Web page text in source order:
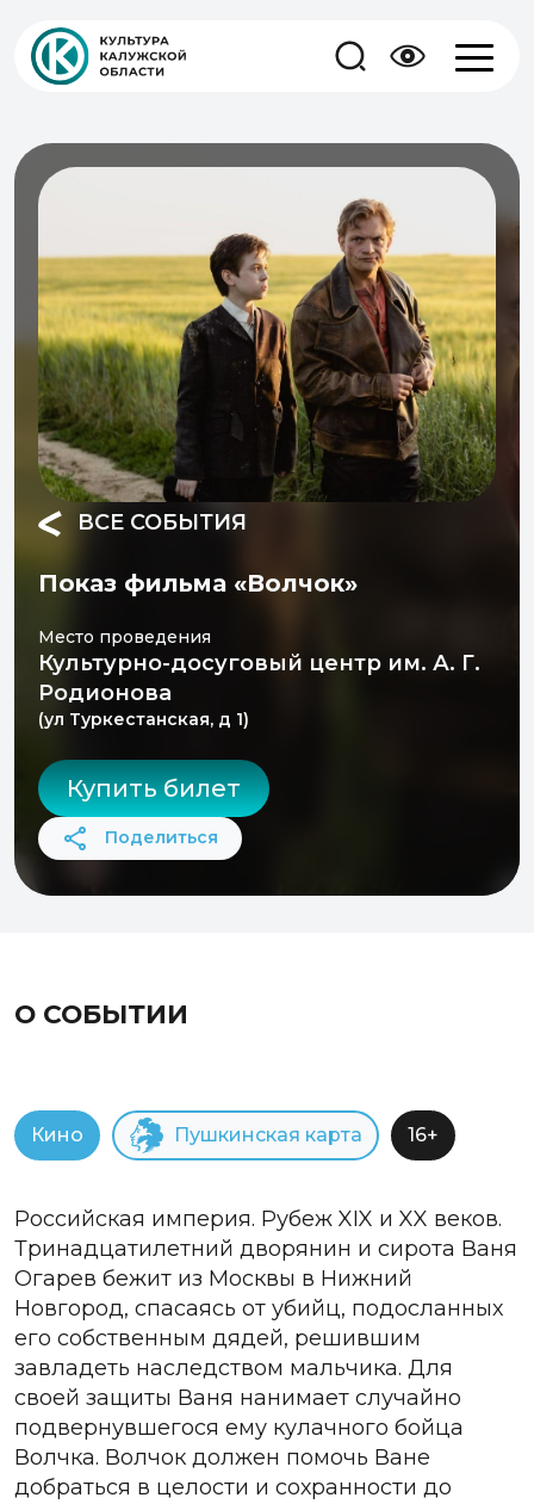
ВСЕ СОБЫТИЯ
Показ фильма «Волчок»
Место проведения
Культурно-досуговый центр им. А. Г.
Родионова
(ул Туркестанская, д 1)
Купить билет
Поделиться
О СОБЫТИИ
Кино Пушкинская карта 16+
Российская империя. Рубеж XIX и XX веков.
Тринадцатилетний дворянин и сирота Ваня
Огарев бежит из Москвы в Нижний
Новгород, спасаясь от убийц, подосланных
его собственным дядей, решившим
завладеть наследством мальчика. Для
своей защиты Ваня нанимает случайно
подвернувшегося ему кулачного бойца
Волчка. Волчок должен помочь Ване
добраться в целости и сохранности до